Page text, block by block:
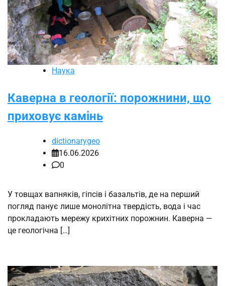
Наука
Каверна в геології: порожнини, що
приховує камінь
dictionarygeo
16.06.2026
0
У товщах вапняків, гіпсів і базальтів, де на перший
погляд панує лише монолітна твердість, вода і час
прокладають мережу крихітних порожнин. Каверна —
це геологічна […]